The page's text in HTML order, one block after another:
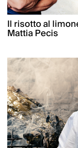
Il risotto al
Mattia Pecis